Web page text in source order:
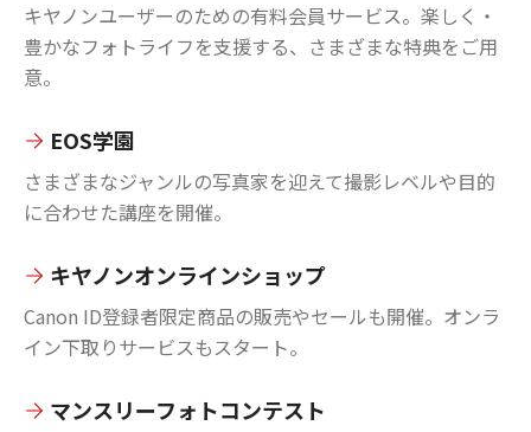
キヤノンユーザーのための有料会員サービス。楽しく・
豊かなフォトライフを支援する、さまざまな特典をご用
意。
EOS学園
さまざまなジャンルの写真家を迎えて撮影レベルや目的
に合わせた講座を開催。
キヤノンオンラインショップ
Canon ID登録者限定商品の販売やセールも開催。オンラ
イン下取りサービスもスタート。
マンスリーフォトコンテスト